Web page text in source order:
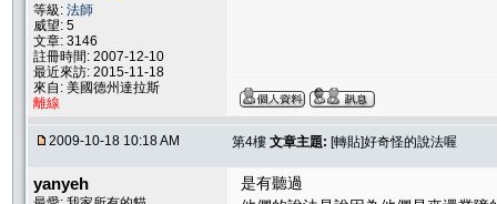
等級: 法師
威望: 5
文章: 3146
註冊時間: 2007-12-10
最近來訪: 2015-11-18
來自: 美國德州達拉斯
離線
2009-10-18 10:18 AM 第4樓 文章主題: [轉貼]好奇怪的說法喔
yanyeh
是有聽過